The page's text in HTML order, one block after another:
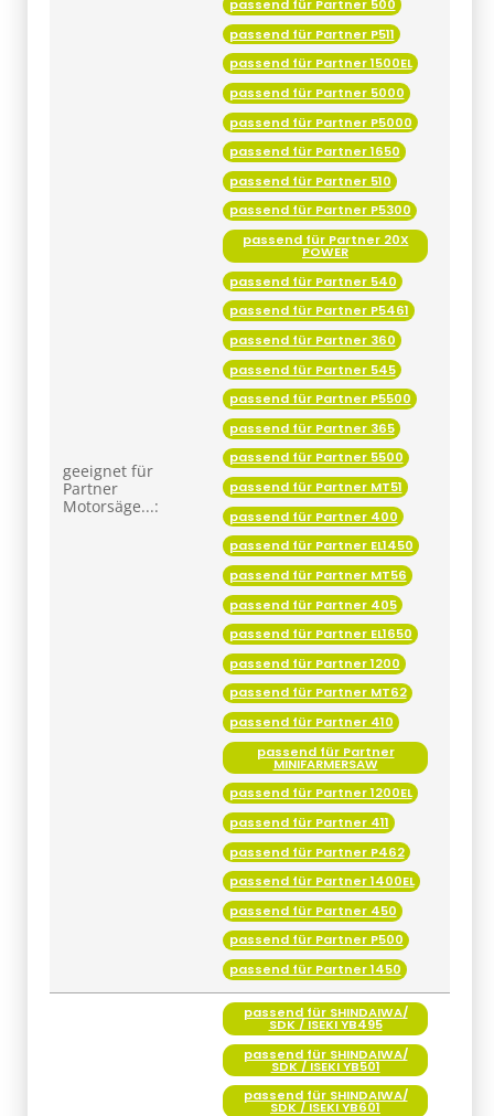
passend für Partner 1500EL
passend für Partner 5000
passend für Partner P5000
passend für Partner 1650
passend für Partner 510
passend für Partner P5300
passend für Partner 20X
POWER
passend für Partner 540
passend für Partner P5461
passend für Partner 360
passend für Partner 545
passend für Partner P5500
passend für Partner 365
passend für Partner 5500
passend für Partner MT51
passend für Partner 400
passend für Partner EL1450
passend für Partner MT56
passend für Partner 405
passend für Partner EL1650
passend für Partner 1200
passend für Partner MT62
passend für Partner 410
passend für Partner
MINIFARMERSAW
passend für Partner 1200EL
passend für Partner 411
passend für Partner P462
passend für Partner 1400EL
passend für Partner 450
passend für Partner P500
passend für Partner 1450
passend für SHINDAIWA/
SDK / ISEKI YB495
passend für SHINDAIWA/
SDK / ISEKI YB501
passend für SHINDAIWA/
SDK / ISEKI YB601
passend für SHINDAIWA/
SDK / ISEKI YB691